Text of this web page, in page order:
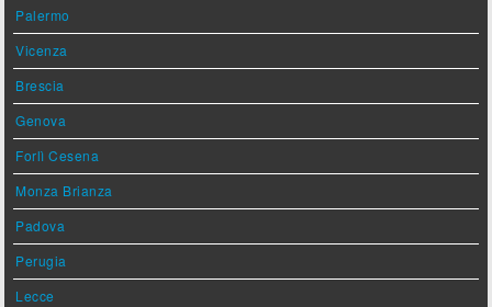
Palermo
Vicenza
Brescia
Genova
Forlì Cesena
Monza Brianza
Padova
Perugia
Lecce